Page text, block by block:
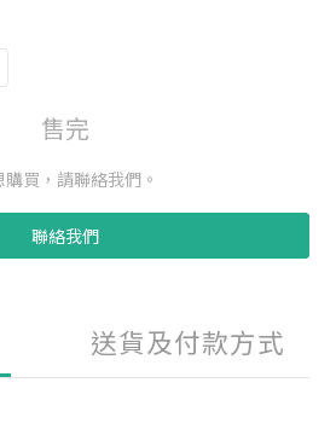
售完
購買，請聯絡我們。
聯絡我們
送貨及付款方式